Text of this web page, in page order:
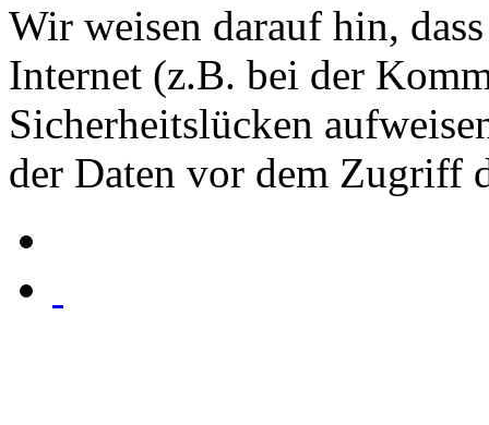
Wir weisen darauf hin,
Internet (z.B. bei der
Sicherheitslücken
der Daten vor dem Zugriff